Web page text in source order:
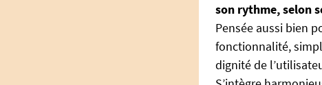
son rythme, selon
Pensée aussi bien
fonctionnalité,
dignité de